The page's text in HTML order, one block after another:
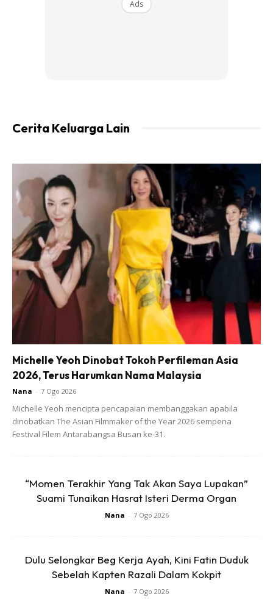
Bahan-bahan:
Halia -diparut halus
Chilli flakes (jika suka)
Caranya:
1. Basuh bersih halia dan toskan airnya.
2. Kemudian panaskan minyak dan goreng halia hingga
masak.
Ads
Cerita Keluarga Lain
Michelle Yeoh Dinobat Tokoh Perfileman Asia
2026, Terus Harumkan Nama Malaysia
Nana - 7 Ogo 2026
Michelle Yeoh mencipta pencapaian membanggakan apabila
dinobatkan The Asian Filmmaker of the Year 2026 sempena
Festival Filem Antarabangsa Busan ke-31.
“Momen Terakhir Yang Tak Akan Saya Lupakan”
Suami Tunaikan Hasrat Isteri Derma Organ
Nana - 7 Ogo 2026
Dulu Selongkar Beg Kerja Ayah, Kini Fatin Duduk
Sebelah Kapten Razali Dalam Kokpit
Nana - 7 Ogo 2026